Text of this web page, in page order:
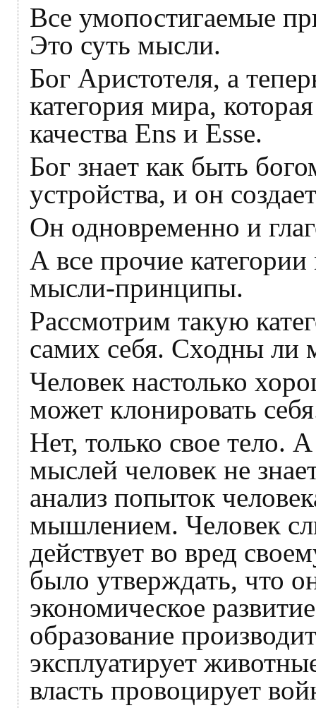
Все умопостигаемые
Это суть мысли.
Бог Аристотеля, а
категория мира,
качества Ens и Esse.
Бог знает как быть
устройства, и он
Он одновременно и
А все прочие
мысли-принципы.
Рассмотрим такую
самих себя. Сходны ли
Человек настолько
может клонировать
Нет, только свое тело.
мыслей человек не
анализ попыток
мышлением. Человек
действует во вред
было утверждать, что
экономическое
образование
эксплуатирует
власть провоцирует